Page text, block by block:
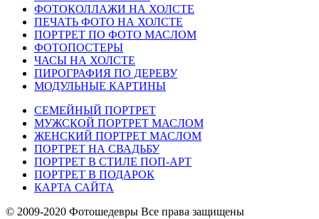
ФОТОКОЛЛАЖИ НА ХОЛСТЕ
ПЕЧАТЬ ФОТО НА ХОЛСТЕ
ПОРТРЕТ ПО ФОТО МАСЛОМ
ФОТОПОСТЕРЫ
ЧАСЫ НА ХОЛСТЕ
ПИРОГРАФИЯ ПО ДЕРЕВУ
МОДУЛЬНЫЕ КАРТИНЫ
СЕМЕЙНЫЙ ПОРТРЕТ
МУЖСКОЙ ПОРТРЕТ МАСЛОМ
ЖЕНСКИЙ ПОРТРЕТ МАСЛОМ
ПОРТРЕТ НА СВАДЬБУ
ПОРТРЕТ В СТИЛЕ ПОП-АРТ
ПОРТРЕТ В ПОДАРОК
КАРТА САЙТА
© 2009-2020 Фотошедевры Все права защищены